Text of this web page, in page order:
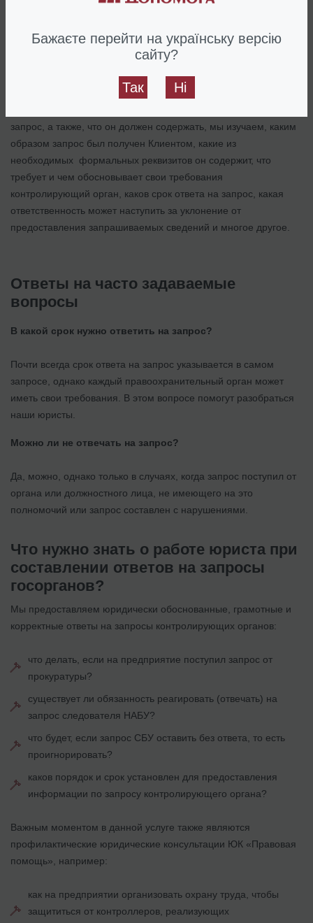
запрос, а также, что он должен содержать, мы изучаем, каким
образом запрос был получен Клиентом, какие из
необходимых формальных реквизитов он содержит, что
требует и чем обосновывает свои требования
контролирующий орган, каков срок ответа на запрос, какая
ответственность может наступить за уклонение от
предоставления запрашиваемых сведений и многое другое.
Ответы на часто задаваемые
вопросы
В какой срок нужно ответить на запрос?
Почти всегда срок ответа на запрос указывается в самом
запросе, однако каждый правоохранительный орган может
иметь свои требования. В этом вопросе помогут разобраться
наши юристы.
Можно ли не отвечать на запрос?
Да, можно, однако только в случаях, когда запрос поступил от
органа или должностного лица, не имеющего на это
полномочий или запрос составлен с нарушениями.
Что нужно знать о работе юриста при
составлении ответов на запросы
госорганов?
Мы предоставляем юридически обоснованные, грамотные и
корректные ответы на запросы контролирующих органов:
что делать, если на предприятие поступил запрос от
прокуратуры?
существует ли обязанность реагировать (отвечать) на
запрос следователя НАБУ?
что будет, если запрос СБУ оставить без ответа, то есть
проигнорировать?
каков порядок и срок установлен для предоставления
информации по запросу контролирующего органа?
Важным моментом в данной услуге также являются
профилактические юридические консультации ЮК «Правовая
помощь», например:
как на предприятии организовать охрану труда, чтобы
защититься от контроллеров, реализующих
Бажаєте перейти на українську версію
сайту?
Так Ні